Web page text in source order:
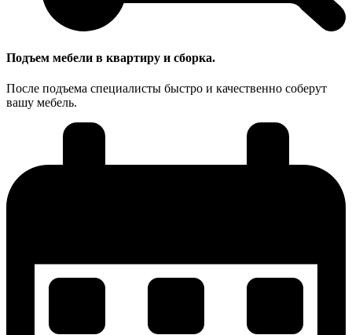
Подъем мебели в квартиру и сборка.
После подъема специалисты быстро и качественно соберут
вашу мебель.